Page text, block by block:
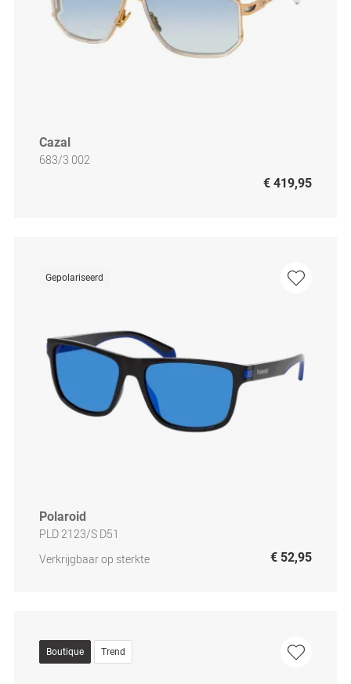
Cazal
683/3 002
€ 419,95
Gepolariseerd
Polaroid
PLD 2123/S D51
Verkrijgbaar op sterkte
€ 52,95
Boutique Trend